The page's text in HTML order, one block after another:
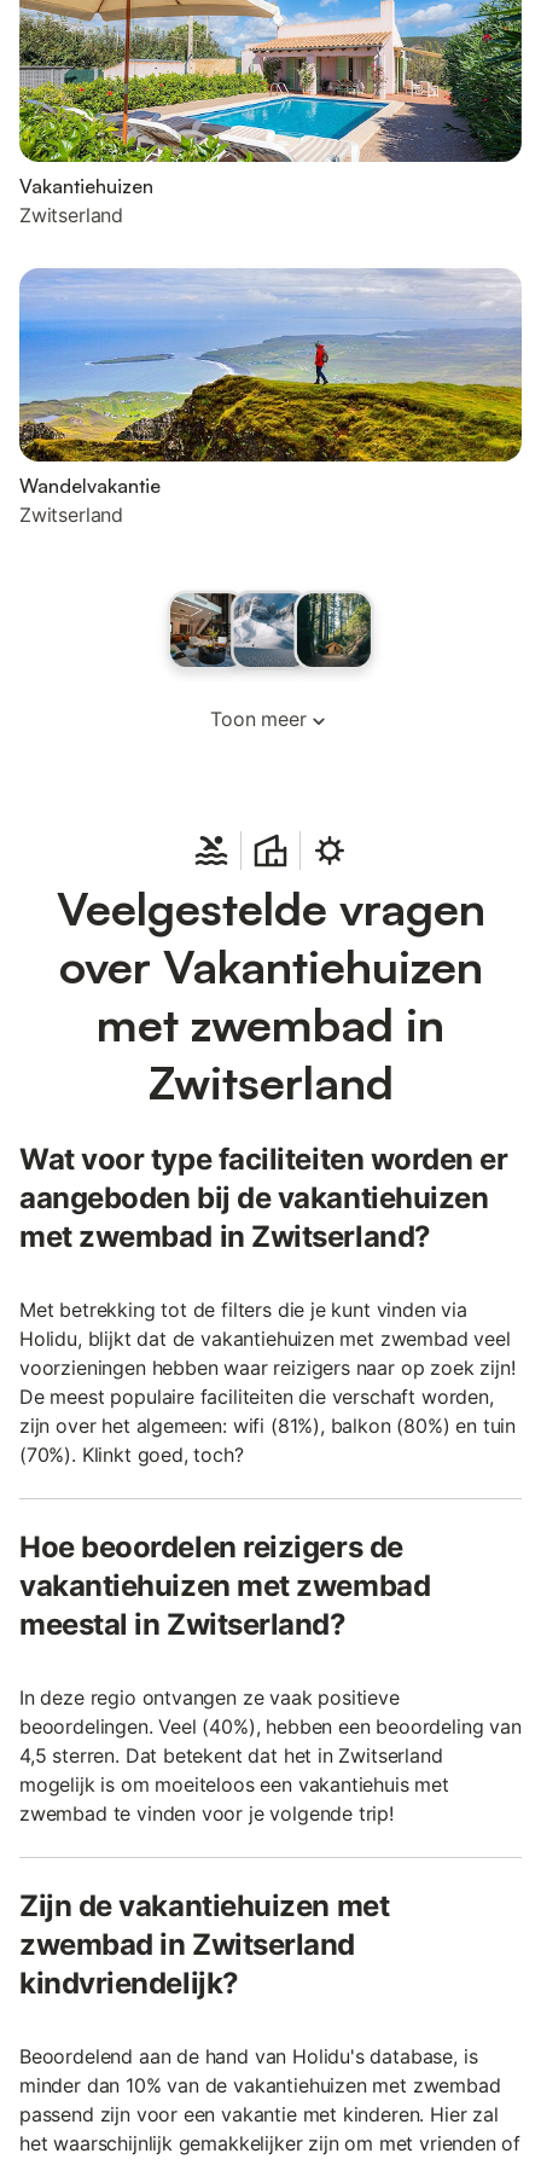
Vakantiehuizen
Zwitserland
Wandelvakantie
Zwitserland
Toon meer
Veelgestelde vragen
over Vakantiehuizen
met zwembad in
Zwitserland
Wat voor type faciliteiten worden er
aangeboden bij de vakantiehuizen
met zwembad in Zwitserland?
Met betrekking tot de filters die je kunt vinden via
Holidu, blijkt dat de vakantiehuizen met zwembad veel
voorzieningen hebben waar reizigers naar op zoek zijn!
De meest populaire faciliteiten die verschaft worden,
zijn over het algemeen: wifi (81%), balkon (80%) en tuin
(70%). Klinkt goed, toch?
Hoe beoordelen reizigers de
vakantiehuizen met zwembad
meestal in Zwitserland?
In deze regio ontvangen ze vaak positieve
beoordelingen. Veel (40%), hebben een beoordeling van
4,5 sterren. Dat betekent dat het in Zwitserland
mogelijk is om moeiteloos een vakantiehuis met
zwembad te vinden voor je volgende trip!
Zijn de vakantiehuizen met
zwembad in Zwitserland
kindvriendelijk?
Beoordelend aan de hand van Holidu's database, is
minder dan 10% van de vakantiehuizen met zwembad
passend zijn voor een vakantie met kinderen. Hier zal
het waarschijnlijk gemakkelijker zijn om met vrienden of